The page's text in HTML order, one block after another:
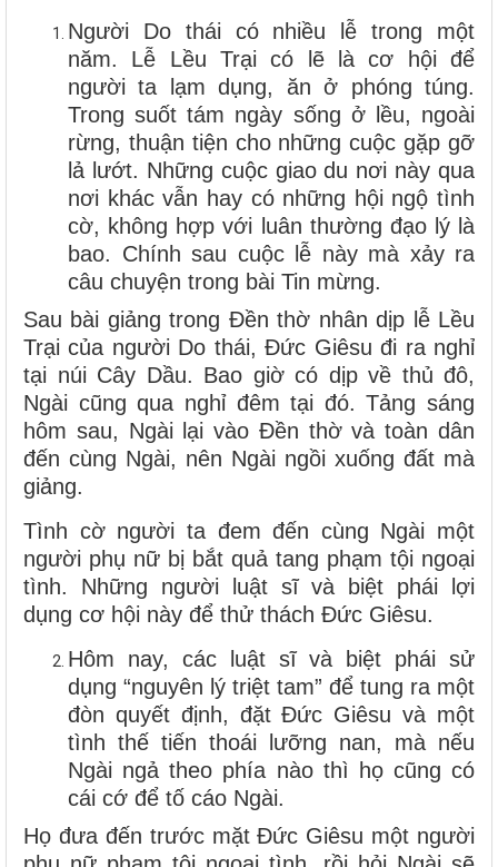
Người Do thái có nhiều lễ trong một
năm. Lễ Lều Trại có lẽ là cơ hội để
người ta lạm dụng, ăn ở phóng túng.
Trong suốt tám ngày sống ở lều, ngoài
rừng, thuận tiện cho những cuộc gặp gỡ
lả lướt. Những cuộc giao du nơi này qua
nơi khác vẫn hay có những hội ngộ tình
cờ, không hợp với luân thường đạo lý là
bao. Chính sau cuộc lễ này mà xảy ra
câu chuyện trong bài Tin mừng.
Sau bài giảng trong Đền thờ nhân dịp lễ Lều
Trại của người Do thái, Đức Giêsu đi ra nghỉ
tại núi Cây Dầu. Bao giờ có dịp về thủ đô,
Ngài cũng qua nghỉ đêm tại đó. Tảng sáng
hôm sau, Ngài lại vào Đền thờ và toàn dân
đến cùng Ngài, nên Ngài ngồi xuống đất mà
giảng.
Tình cờ người ta đem đến cùng Ngài một
người phụ nữ bị bắt quả tang phạm tội ngoại
tình. Những người luật sĩ và biệt phái lợi
dụng cơ hội này để thử thách Đức Giêsu.
Hôm nay, các luật sĩ và biệt phái sử
dụng “nguyên lý triệt tam” để tung ra một
đòn quyết định, đặt Đức Giêsu và một
tình thế tiến thoái lưỡng nan, mà nếu
Ngài ngả theo phía nào thì họ cũng có
cái cớ để tố cáo Ngài.
Họ đưa đến trước mặt Đức Giêsu một người